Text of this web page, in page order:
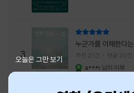
3
누군가를 이해한다
추천 21건 댓글 20건
a***i 님의 리뷰
오늘은 그만 보기